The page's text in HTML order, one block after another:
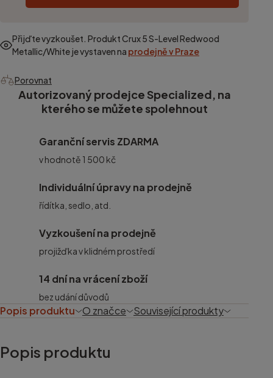
Přijďte vyzkoušet. ProduktCrux 5 S-Level Redwood
Metallic/Whiteje vystaven na prodejně v Praze
Porovnat
Autorizovaný prodejce Specialized, na
kterého se můžete spolehnout
Garanční servis ZDARMA
v hodnotě 1 500 kč
Individuální úpravy na prodejně
řídítka, sedlo, atd.
Vyzkoušení na prodejně
projižďka v klidném prostředí
14 dní na vrácení zboží
bez udání důvodů
Popis produktu O značce Související produkty
Popis produktu